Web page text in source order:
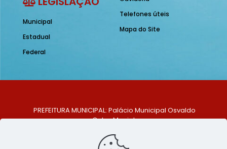
Municipal
Estadual
Federal
Telefones úteis
Mapa do Site
PREFEITURA MUNICIPAL: Palácio Municipal Osvaldo
Celso Maciel
Centro, São Bento do Una - PE. CEP: 553370-128